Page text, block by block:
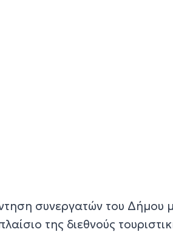
συνεργατών του Δήμου
της διεθνούς